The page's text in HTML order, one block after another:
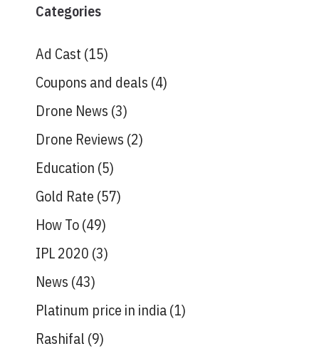
Categories
Ad Cast (15)
Coupons and deals (4)
Drone News (3)
Drone Reviews (2)
Education (5)
Gold Rate (57)
How To(49)
IPL 2020 (3)
News (43)
Platinum price in india(1)
Rashifal (9)